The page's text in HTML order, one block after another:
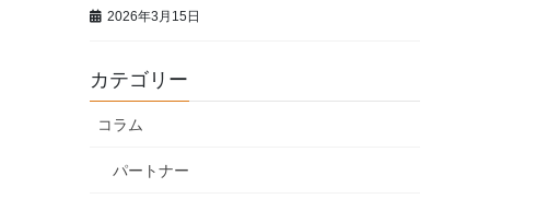
2026年3月15日
カテゴリー
コラム
パートナー